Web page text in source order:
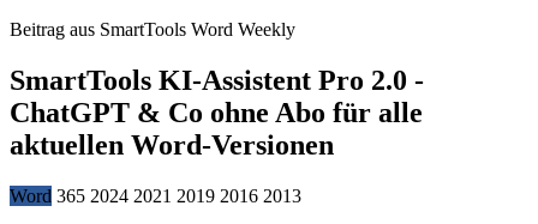
Beitrag aus SmartTools Word Weekly
SmartTools KI-Assistent Pro 2.0 -
ChatGPT & Co ohne Abo für alle
aktuellen Word-Versionen
Word 365 2024 2021 2019 2016 2013